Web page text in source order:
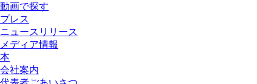
動画で探す
プレス
ニュースリリース
メディア情報
本
会社案内